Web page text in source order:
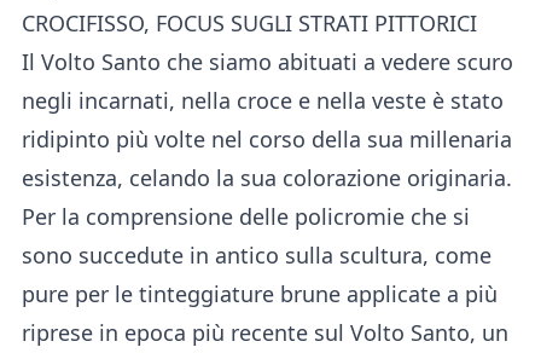
CROCIFISSO, FOCUS SUGLI STRATI PITTORICI
Il Volto Santo che siamo abituati a vedere scuro
negli incarnati, nella croce e nella veste è stato
ridipinto più volte nel corso della sua millenaria
esistenza, celando la sua colorazione originaria.
Per la comprensione delle policromie che si
sono succedute in antico sulla scultura, come
pure per le tinteggiature brune applicate a più
riprese in epoca più recente sul Volto Santo, un